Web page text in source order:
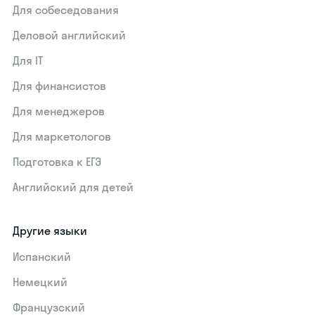
Для собеседования
Деловой английский
Для IT
Для финансистов
Для менеджеров
Для маркетологов
Подготовка к ЕГЭ
Английский для детей
Другие языки
Испанский
Немецкий
Французский